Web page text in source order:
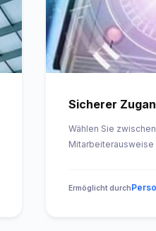
Sicherer
Wählen Sie
Mitarbeiterausweise
Ermöglicht durch